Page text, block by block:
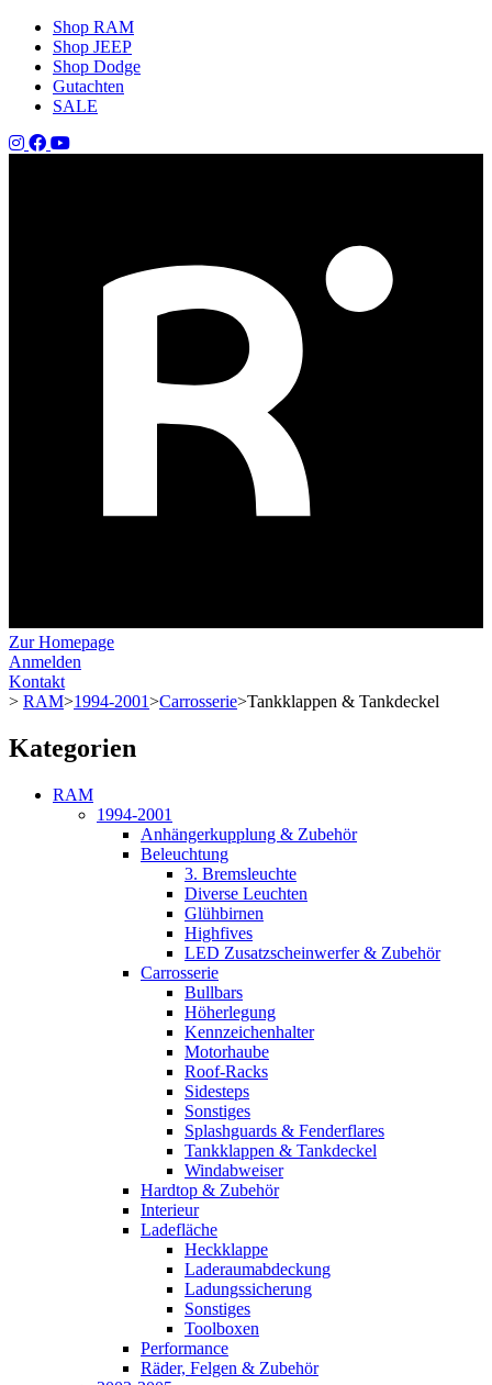
Shop RAM
Shop JEEP
Shop Dodge
Gutachten
SALE
Zur Homepage
Anmelden
Kontakt
> RAM>1994-2001>Carrosserie>Tankklappen & Tankdeckel
Kategorien
RAM
1994-2001
Anhängerkupplung & Zubehör
Beleuchtung
3. Bremsleuchte
Diverse Leuchten
Glühbirnen
Highfives
LED Zusatzscheinwerfer & Zubehör
Carrosserie
Bullbars
Höherlegung
Kennzeichenhalter
Motorhaube
Roof-Racks
Sidesteps
Sonstiges
Splashguards & Fenderflares
Tankklappen & Tankdeckel
Windabweiser
Hardtop & Zubehör
Interieur
Ladefläche
Heckklappe
Laderaumabdeckung
Ladungssicherung
Sonstiges
Toolboxen
Performance
Räder, Felgen & Zubehör